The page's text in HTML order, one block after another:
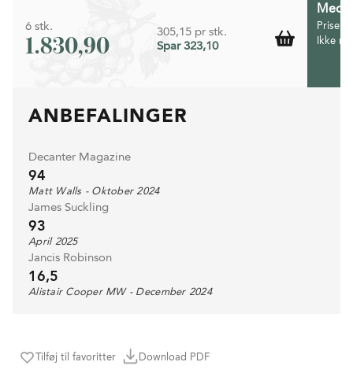
Tilføj til favoritter Download PDF
6 stk.
1.830,90
305,15 pr stk.
Spar 323,10
Prisen
Ikke
ANBEFALINGER
Decanter Magazine
94
Matt Walls - Oktober 2024
James Suckling
93
April 2025
Jancis Robinson
16,5
Alistair Cooper MW - December 2024